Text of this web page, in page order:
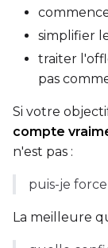
simplifier
traiter
pas
Si votre
compte
n'est pas :
puis-je
La meilleure